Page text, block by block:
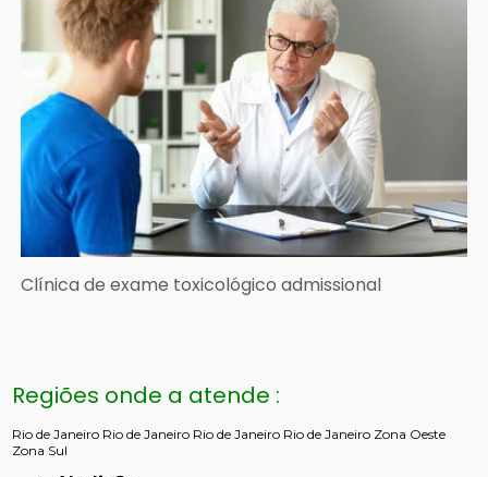
Clínica de exame toxicológico admissional
Regiões onde a atende :
Rio de Janeiro Rio de Janeiro Rio de Janeiro Rio de Janeiro Zona Oeste
Zona Sul